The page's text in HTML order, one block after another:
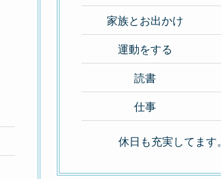
家族とお出かけ
運動をする
読書
仕事
休日も充実してます。